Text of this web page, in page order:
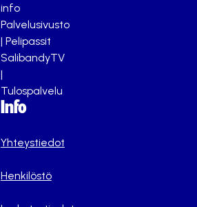
info
Palvelusivusto
| Pelipassit
SalibandyTV
|
Tulospalvelu
Info
Yhteystiedot
Henkilöstö